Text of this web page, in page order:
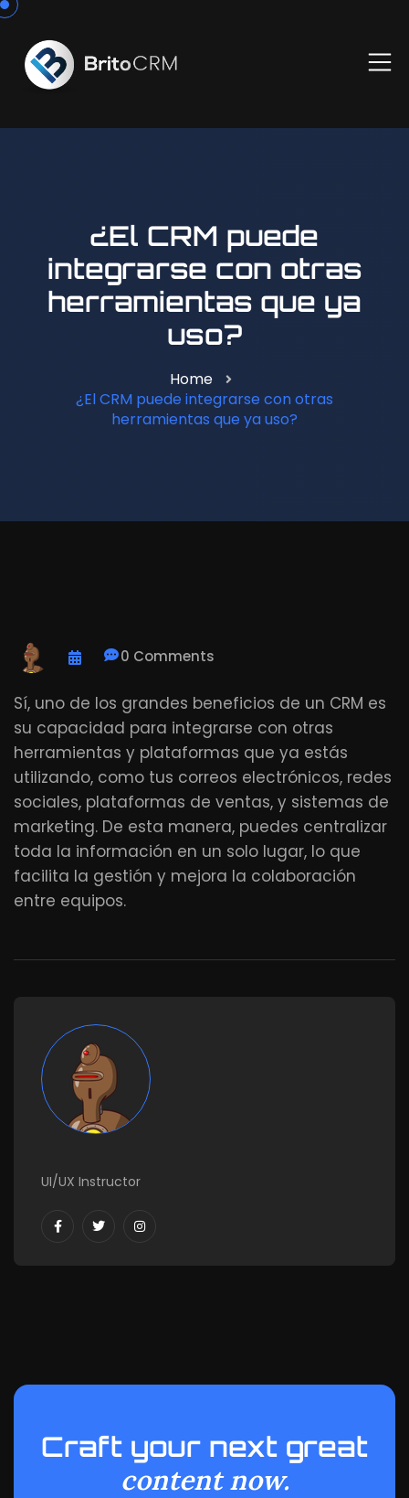
¿El CRM puede
integrarse con otras
herramientas que ya
uso?
Home
¿El CRM puede integrarse con otras
herramientas que ya uso?
0 Comments
Sí, uno de los grandes beneficios de un CRM es
su capacidad para integrarse con otras
herramientas y plataformas que ya estás
utilizando, como tus correos electrónicos, redes
sociales, plataformas de ventas, y sistemas de
marketing. De esta manera, puedes centralizar
toda la información en un solo lugar, lo que
facilita la gestión y mejora la colaboración
entre equipos.
UI/UX Instructor
Craft your next great
content now.